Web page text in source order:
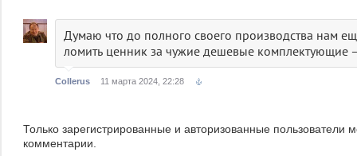
Думаю что до полного своего производства нам
ломить ценник за чужие дешевые комплектующие
Collerus 11 марта 2024, 22:28
Только зарегистрированные и авторизованные пользователи
комментарии.